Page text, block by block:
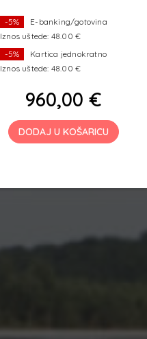
-5%
E-banking/gotovina
Iznos uštede: 48.00 €
-5%
Kartica jednokratno
Iznos uštede: 48.00 €
960,00 €
DODAJ U KOŠARICU